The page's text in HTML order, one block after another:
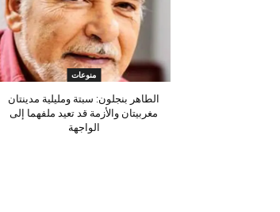
منوعات
الطاهر بنجلون: سبتة ومليلية مدينتان
مغربيتان والأزمة قد تعيد ملفهما إلى
الواجهة